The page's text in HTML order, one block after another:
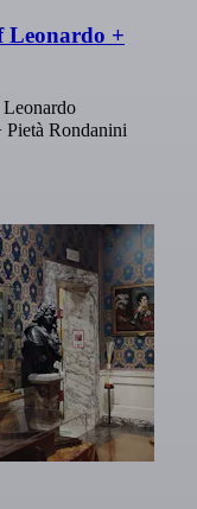
Leonardo +
Pietà Rondanini